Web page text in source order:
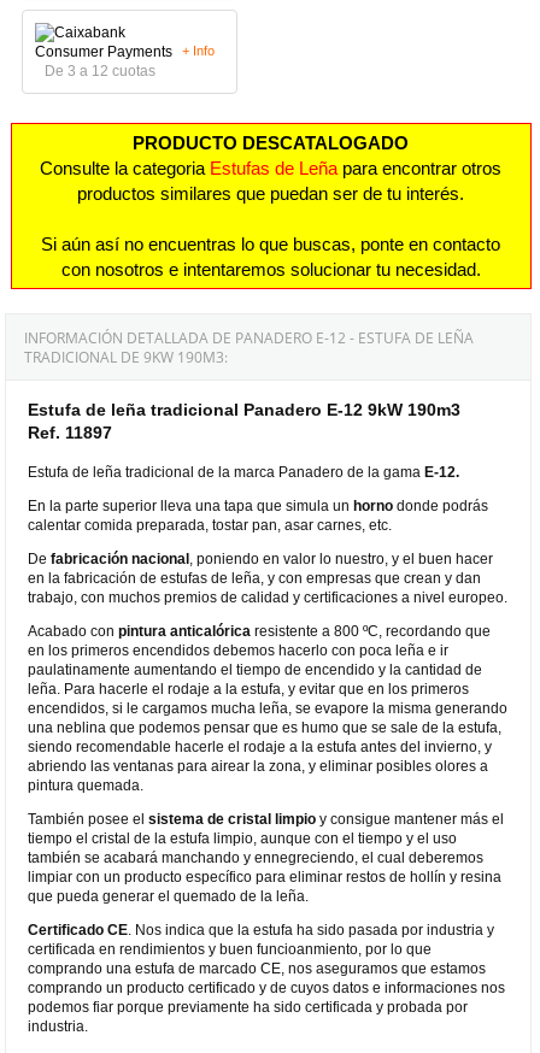
De 3 a 12 cuotas
+ Info
PRODUCTO DESCATALOGADO
Consulte la categoria Estufas de Leña para encontrar otros
productos similares que puedan ser de tu interés.
Si aún así no encuentras lo que buscas, ponte en contacto
con nosotros e intentaremos solucionar tu necesidad.
INFORMACIÓN DETALLADA DE PANADERO E-12 - ESTUFA DE LEÑA
TRADICIONAL DE 9KW 190M3:
Estufa de leña tradicional Panadero E-12 9kW 190m3
Ref. 11897
Estufa de leña tradicional de la marca Panadero de la gama E-12.
En la parte superior lleva una tapa que simula unhorno donde podrás
calentar comida preparada, tostar pan, asar carnes, etc.
Defabricación nacional , poniendo en valor lo nuestro, y el buen hacer
en la fabricación de estufas de leña, y con empresas que crean y dan
trabajo, con muchos premios de calidad y certificaciones a nivel europeo.
Acabado conpintura anticalórica resistente a 800 ºC, recordando que
en los primeros encendidos debemos hacerlo con poca leña e ir
paulatinamente aumentando el tiempo de encendido y la cantidad de
leña. Para hacerle el rodaje a la estufa, y evitar que en los primeros
encendidos, si le cargamos mucha leña, se evapore la misma generando
una neblina que podemos pensar que es humo que se sale de la estufa,
siendo recomendable hacerle el rodaje a la estufa antes del invierno, y
abriendo las ventanas para airear la zona, y eliminar posibles olores a
pintura quemada.
También posee elsistema de cristal limpio y consigue mantener más el
tiempo el cristal de la estufa limpio, aunque con el tiempo y el uso
también se acabará manchando y ennegreciendo, el cual deberemos
limpiar con un producto específico para eliminar restos de hollín y resina
que pueda generar el quemado de la leña.
Certificado CE . Nos indica que la estufa ha sido pasada por industria y
certificada en rendimientos y buen funcioanmiento, por lo que
comprando una estufa de marcado CE, nos aseguramos que estamos
comprando un producto certificado y de cuyos datos e informaciones nos
podemos fiar porque previamente ha sido certificada y probada por
industria.